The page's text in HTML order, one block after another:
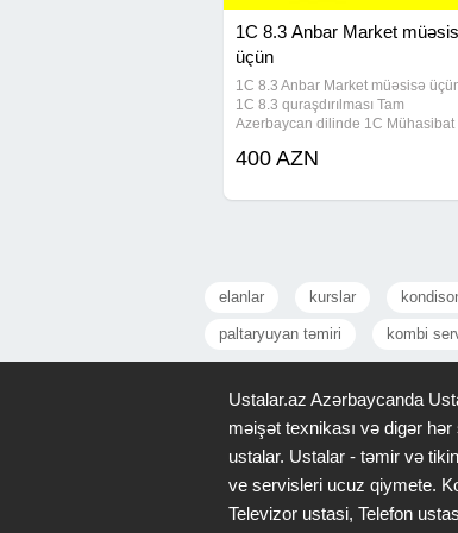
1C 8.3 Anbar Market
üçün
1C 8.3 Anbar Market müəsisə
1C 8.3 quraşdırılması Tam
Azerbaycan dilinde 1C Mühasibat
üçün proqram 1C Otel ,
satışı ucun
400 AZN
elanlar kurslar
paltaryuyan təmiri kombi
Ustalar.az Azərbaycanda
məişət texnikası və digər
ustalar. Ustalar - təmir və
ve servisleri ucuz qiymete.
Televizor ustasi, Telefon